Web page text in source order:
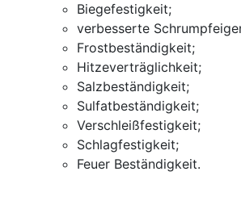
Biegefestigkeit;
verbesserte
Frostbeständigkeit;
Hitzeverträglichkeit;
Salzbeständigkeit;
Sulfatbeständigkeit;
Verschleißfestigkeit;
Schlagfestigkeit;
Feuer Beständigkeit.